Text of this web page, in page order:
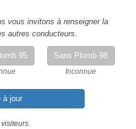
vous invitons à renseigner la
autres conducteurs.
95 Sans Plomb 98
Inconnue
à jour